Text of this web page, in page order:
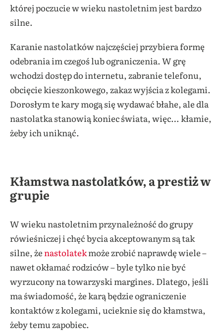
której poczucie w wieku nastoletnim jest bardzo
silne.
Karanie nastolatków najczęściej przybiera formę
odebrania im czegoś lub ograniczenia. W grę
wchodzi dostęp do internetu, zabranie telefonu,
obcięcie kieszonkowego, zakaz wyjścia z kolegami.
Dorosłym te kary mogą się wydawać błahe, ale dla
nastolatka stanowią koniec świata, więc… kłamie,
żeby ich uniknąć.
Kłamstwa nastolatków, a prestiż w
grupie
W wieku nastoletnim przynależność do grupy
rówieśniczej i chęć bycia akceptowanym są tak
silne, że nastolatekmoże zrobić naprawdę wiele –
nawet okłamać rodziców – byle tylko nie być
wyrzucony na towarzyski margines. Dlatego, jeśli
ma świadomość, że karą będzie ograniczenie
kontaktów z kolegami, ucieknie się do kłamstwa,
żeby temu zapobiec.